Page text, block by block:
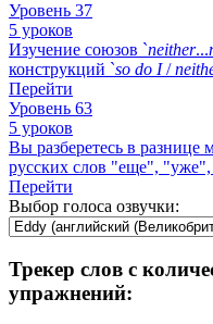
Уровень 37
5 уроков
Изучение союзов `neither...
конструкций `so do I/
Перейти
Уровень 63
5 уроков
Вы разберетесь в разнице
русских слов "еще",
Перейти
Выбор голоса озвучки:
Трекер слов с
упражнений: